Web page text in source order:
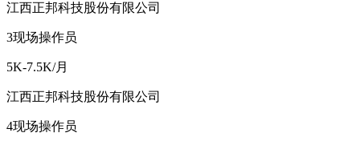
江西正邦科技股份有限公司
3现场操作员
5K-7.5K/月
江西正邦科技股份有限公司
4现场操作员